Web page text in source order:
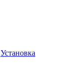
Установка